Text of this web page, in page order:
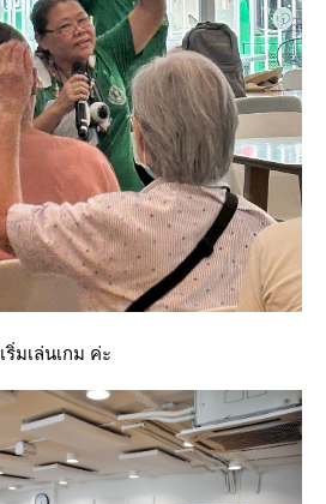
เริ่มเล่นเกม ค่ะ